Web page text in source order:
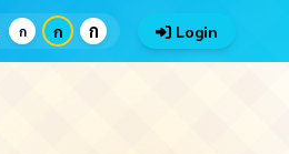
ก ก ก Login